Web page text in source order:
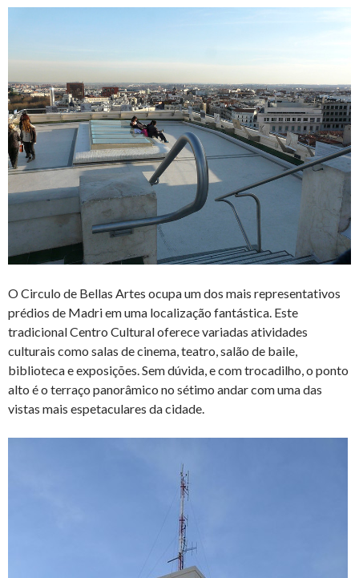
O Circulo de Bellas Artes ocupa um dos mais representativos
prédios de Madri em uma localização fantástica. Este
tradicional Centro Cultural oferece variadas atividades
culturais como salas de cinema, teatro, salão de baile,
biblioteca e exposições. Sem dúvida, e com trocadilho, o ponto
alto é o terraço panorâmico no sétimo andar com uma das
vistas mais espetaculares da cidade.